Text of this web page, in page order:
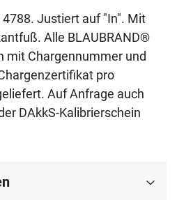
4788. Justiert auf "In". Mit
Alle BLAUBRAND®
mit Chargennummer und
pro
Auf Anfrage auch
DAkkS-Kalibrierschein